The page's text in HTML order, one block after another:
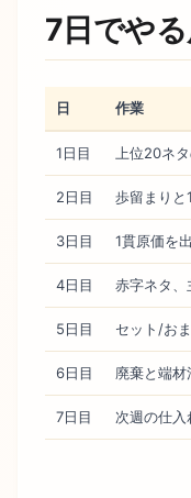
7日でや
日 作業
1日目 上位20ネ
2日目 歩留まりと
3日目 1貫原価を
4日目 赤字ネタ、
5日目 セット/お
6日目 廃棄と端材
7日目 次週の仕入